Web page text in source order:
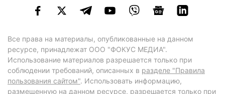
Все права на материалы, опубликованные на данном
ресурсе, принадлежат ООО "ФОКУС МЕДИА".
Использование материалов разрешается только при
соблюдении требований, описанных в разделе "Правила
пользования сайтом". Использовать информацию,
размещенную на данном ресурсе, разрешается только при